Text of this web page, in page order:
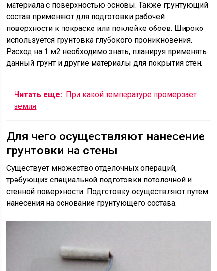
материала с поверхностью основы. Также грунтующий
состав применяют для подготовки рабочей
поверхности к покраске или поклейке обоев. Широко
используется грунтовка глубокого проникновения.
Расход на 1 м2 необходимо знать, планируя применять
данный грунт и другие материалы для покрытия стен.
Читать еще: При какой температуре промерзает
земля
Для чего осуществляют нанесение
грунтовки на стены
Существует множество отделочных операций,
требующих специальной подготовки потолочной и
стенной поверхности. Подготовку осуществляют путем
нанесения на основание грунтующего состава.